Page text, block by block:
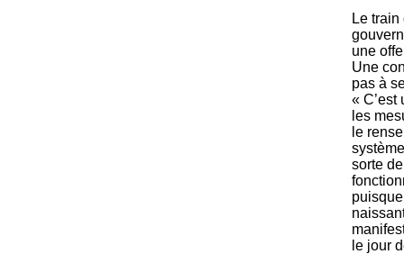
Le
une
Une
pas à
« C’est
les
le
sorte
le jour